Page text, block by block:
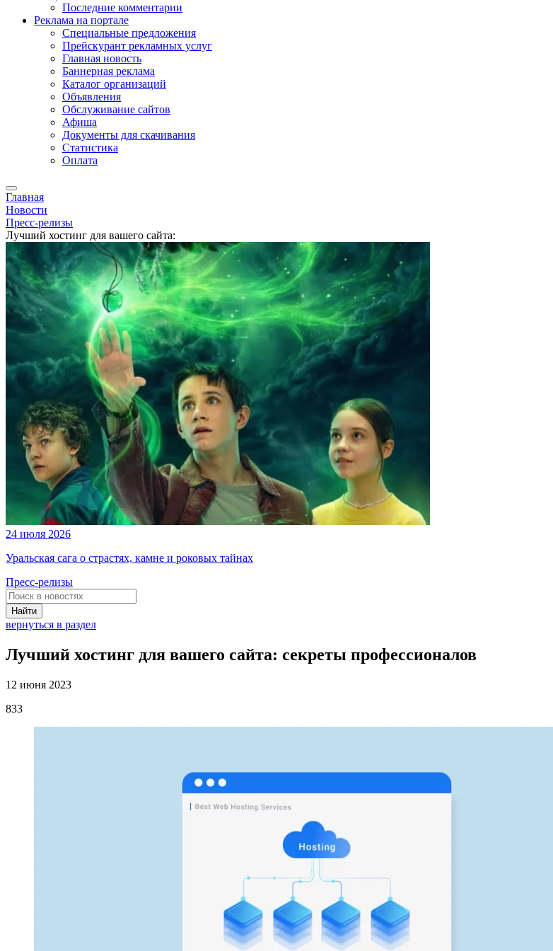
Последние комментарии
Реклама на портале
Специальные предложения
Прейскурант рекламных услуг
Главная новость
Баннерная реклама
Каталог организаций
Объявления
Обслуживание сайтов
Афиша
Документы для скачивания
Статистика
Оплата
Главная
Новости
Пресс-релизы
Лучший хостинг для вашего сайта:
24 июля 2026
Уральская сага о страстях, камне и роковых тайнах
Пресс-релизы
Найти
вернуться в раздел
Лучший хостинг для вашего сайта: секреты профессионалов
12 июня 2023
833